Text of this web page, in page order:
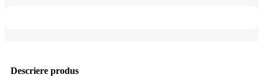
Descriere produs